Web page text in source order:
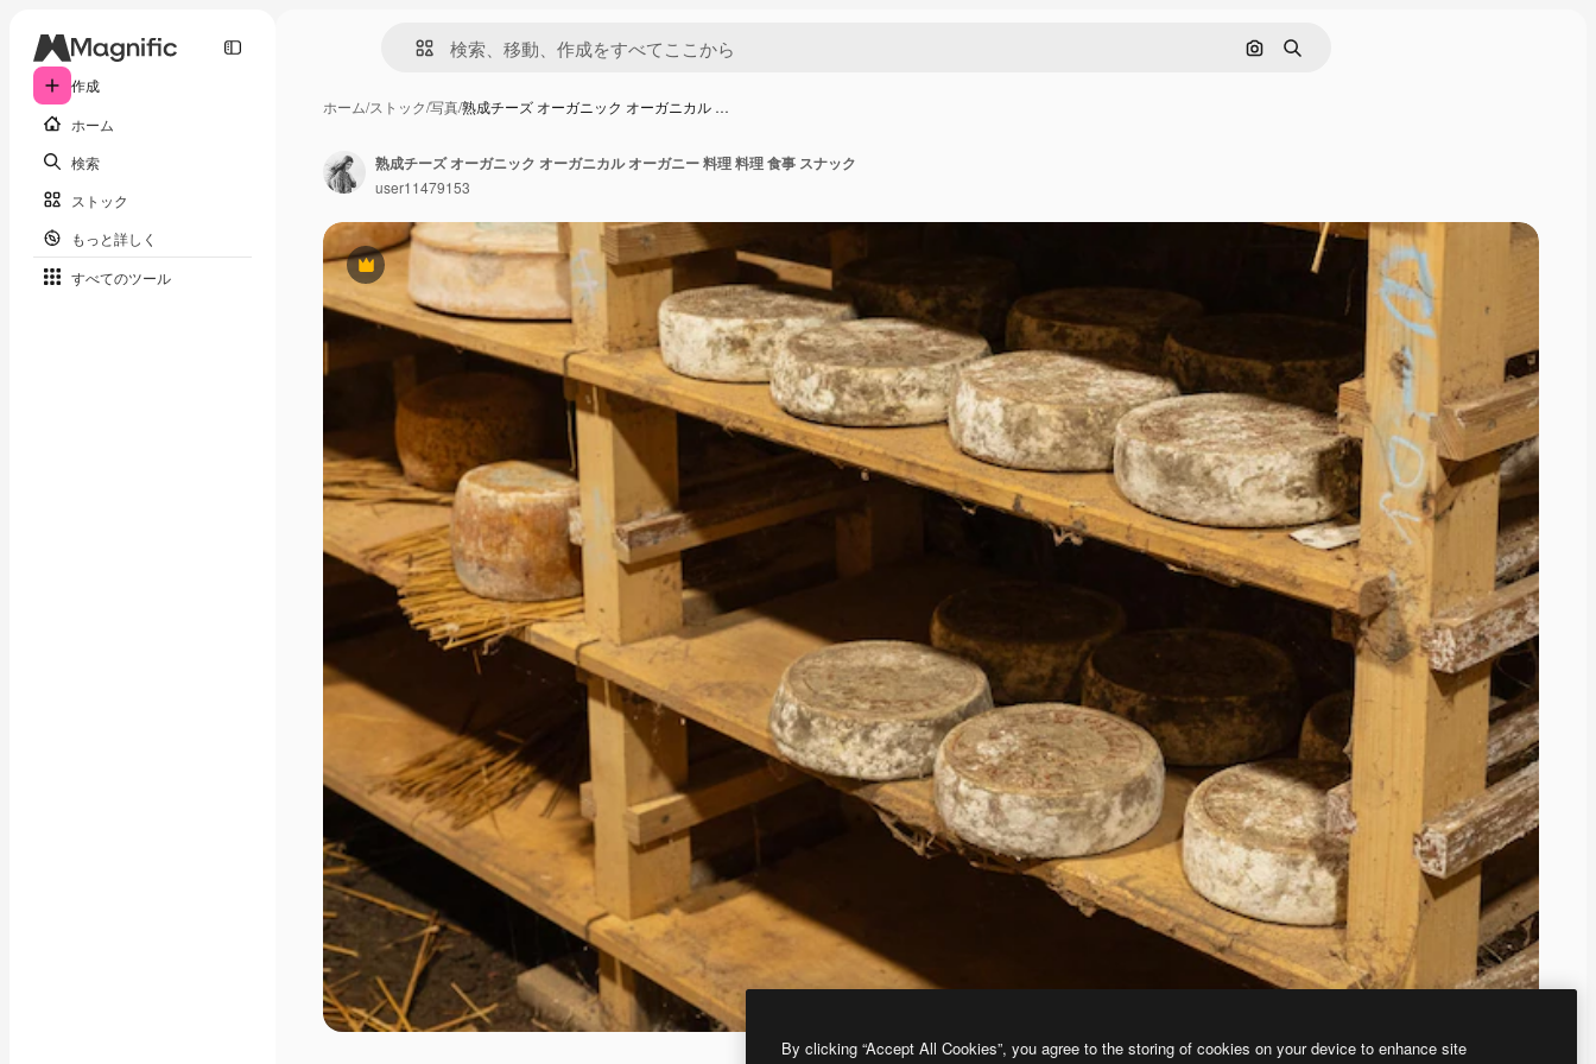
作成
ホーム
検索
ストック
もっと詳しく
すべてのツール
画像で検索
検索
ホーム/ストック/写真/熟成チーズ オーガニック オーガニカル …
Premium
熟成チーズ オーガニック オーガニカル オーガニー 料理 料理 食事 スナック
user11479153
By clicking “Accept All Cookies”, you agree to the storing of cookies on your device to enhance site